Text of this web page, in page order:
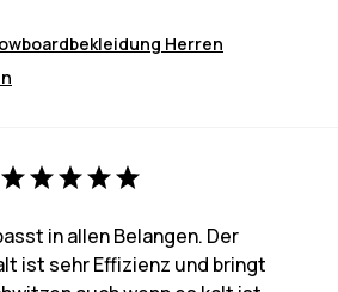
Herren
in allen Belangen. Der
ist sehr Effizienz und bringt